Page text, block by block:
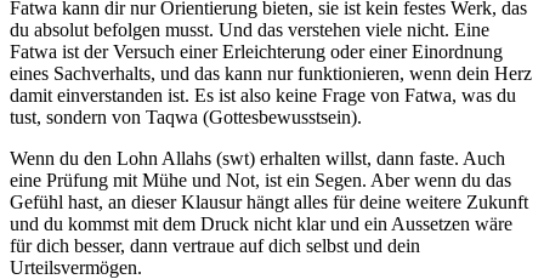
Fatwa kann dir nur Orientierung bieten, sie ist kein festes Werk, das
du absolut befolgen musst. Und das verstehen viele nicht. Eine
Fatwa ist der Versuch einer Erleichterung oder einer Einordnung
eines Sachverhalts, und das kann nur funktionieren, wenn dein Herz
damit einverstanden ist. Es ist also keine Frage von Fatwa, was du
tust, sondern von Taqwa (Gottesbewusstsein).
Wenn du den Lohn Allahs (swt) erhalten willst, dann faste. Auch
eine Prüfung mit Mühe und Not, ist ein Segen. Aber wenn du das
Gefühl hast, an dieser Klausur hängt alles für deine weitere Zukunft
und du kommst mit dem Druck nicht klar und ein Aussetzen wäre
für dich besser, dann vertraue auf dich selbst und dein
Urteilsvermögen.